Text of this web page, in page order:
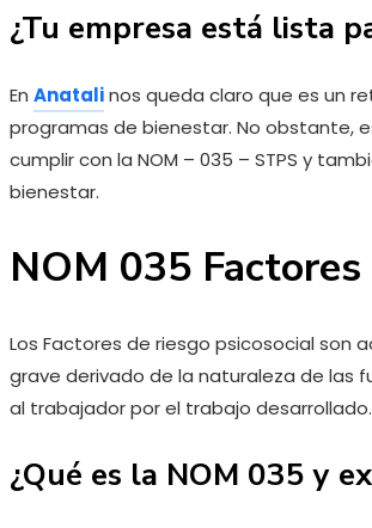
¿Tu empresa está lista
En Anatalinos queda claro que es un
programas de bienestar. No obstante,
cumplir con la NOM – 035 – STPS y
bienestar.
NOM 035
Los Factores de riesgo psicosocial son
grave derivado de la naturaleza de las
al trabajador por el trabajo desarrollado.
¿Qué es la NOM 035 y